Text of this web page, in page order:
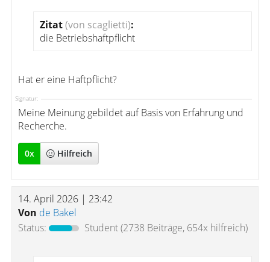
Zitat(von scaglietti):
die Betriebshaftpflicht
Hat er eine Haftpflicht?
Signatur:
Meine Meinung gebildet auf Basis von Erfahrung und
Recherche.
0x Hilfreich
14. April 2026 | 23:42
Von de Bakel
Status:
Student(2738 Beiträge, 654x hilfreich)